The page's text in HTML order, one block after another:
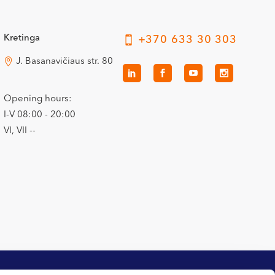
Kretinga
J. Basanavičiaus str. 80
Opening hours:
I-V 08:00 - 20:00
VI, VII --
+370 633 30 303